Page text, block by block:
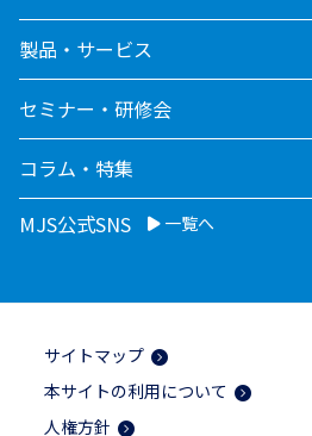
製品・サービス
セミナー・研修会
コラム・特集
MJS公式SNS
一覧へ
サイトマップ
本サイトの利用について
人権方針